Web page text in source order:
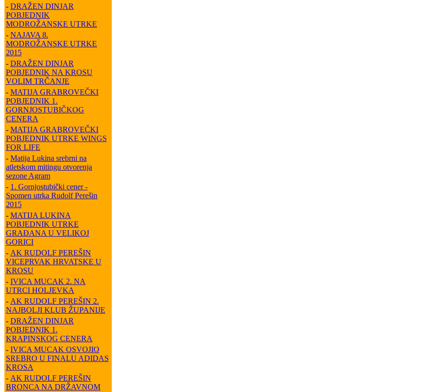
- DRAŽEN DINJAR
POBJEDNIK
MODROŽANSKE UTRKE
- NAJAVA 8.
MODROŽANSKE UTRKE
2015
- DRAŽEN DINJAR
POBJEDNIK NA KROSU
VOLIM TRČANJE
- MATIJA GRABROVEČKI
POBJEDNIK 1.
GORNJOSTUBIČKOG
CENERA
- MATIJA GRABROVEČKI
POBJEDNIK UTRKE WINGS
FOR LIFE
- Matija Lukina srebrni na
atletskom mitingu otvorenja
sezone Agram
- 1. Gornjostubički cener -
Spomen utrka Rudolf Perešin
2015
- MATIJA LUKINA
POBJEDNIK UTRKE
GRAĐANA U VELIKOJ
GORICI
- AK RUDOLF PEREŠIN
VICEPRVAK HRVATSKE U
KROSU
- IVICA MUCAK 2. NA
UTRCI HOLJEVKA
- AK RUDOLF PEREŠIN 2.
NAJBOLJI KLUB ŽUPANIJE
- DRAŽEN DINJAR
POBJEDNIK 1.
KRAPINSKOG CENERA
- IVICA MUCAK OSVOJIO
SREBRO U FINALU ADIDAS
KROSA
- AK RUDOLF PEREŠIN
BRONCA NA DRŽAVNOM